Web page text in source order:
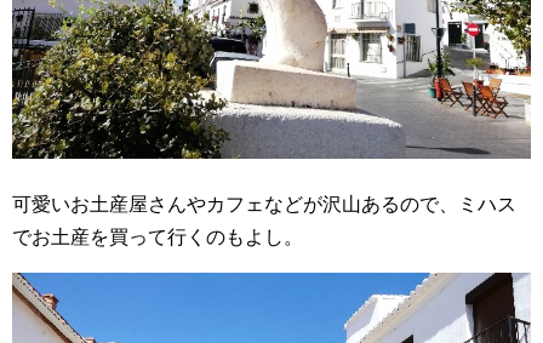
可愛いお土産屋さんやカフェなどが沢山あるので、ミハス
でお土産を買って行くのもよし。